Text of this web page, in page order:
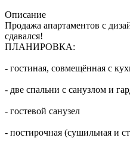
Описание
Продажа апартаментов с
сдавался!
ПЛАНИРОВКА:
- гостиная, совмещённая с
- две спальни с санузлом и
- гостевой санузел
- постирочная (сушильная и